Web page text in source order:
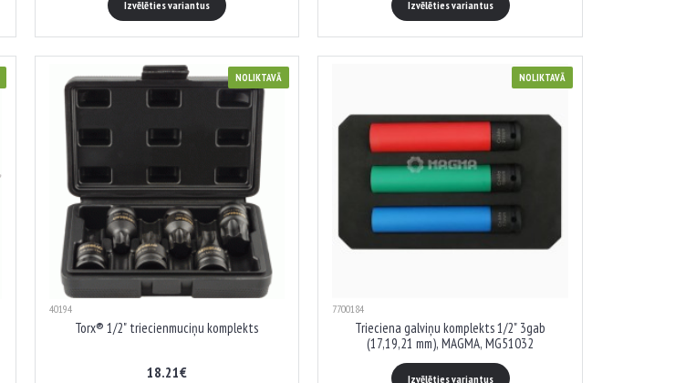
Izvēlēties variantus Izvēlēties variantus
NOLIKTAVĀ
40194
Torx® 1/2" triecienmuciņu komplekts
18.21€
NOLIKTAVĀ
7700184
Trieciena galviņu komplekts 1/2" 3gab
(17,19,21 mm), MAGMA, MG51032
Izvēlēties variantus